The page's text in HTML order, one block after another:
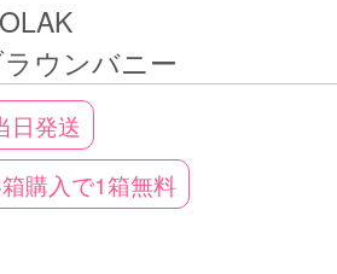
ウンバニー
日発送
購入で1箱無料